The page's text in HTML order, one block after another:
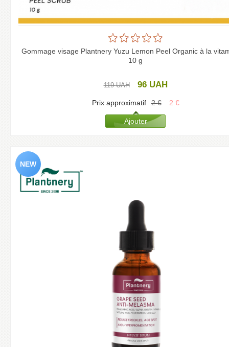
Gommage visage Plantnery Yuzu Lemon Peel Organic à la
10 g
119UAH 96 UAH
Prix approximatif 2€ 2 €